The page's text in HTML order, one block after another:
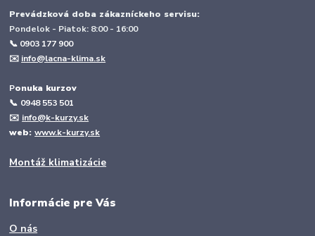
Prevádzková doba zákazníckeho servisu:
Pondelok - Piatok: 8:00 - 16:00
📞 0903 177 900
✉️ info@lacna-klima.sk
Ponuka kurzov
📞 0948 553 501
✉️ info@k-kurzy.sk
web:www.k-kurzy.sk
Montáž klimatizácie
Informácie pre Vás
O nás